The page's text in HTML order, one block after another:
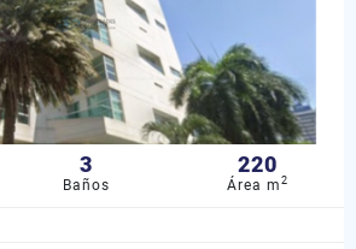
3
Baños
220
Área m2